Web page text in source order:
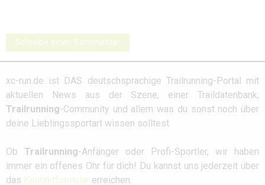
Schreibe einen Kommentar
xc-run.de ist DAS deutschsprachige Trailrunning-Portal mit
aktuellen News aus der Szene, einer Traildatenbank,
Trailrunning-Community und allem was du sonst noch über
deine Lieblingssportart wissen solltest.
Ob Trailrunning-Anfänger oder Profi-Sportler, wir haben
immer ein offenes Ohr für dich! Du kannst uns jederzeit über
das Kontaktformular erreichen.